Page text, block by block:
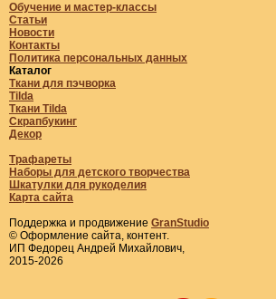
Обучение и мастер-классы
Статьи
Новости
Контакты
Политика персональных данных
Каталог
Ткани для пэчворка
Tilda
Ткани Tilda
Скрапбукинг
Декор
Трафареты
Наборы для детского творчества
Шкатулки для рукоделия
Карта сайта
Поддержка и продвижение GranStudio
© Оформление сайта, контент.
ИП Федорец Андрей Михайлович,
2015-2026